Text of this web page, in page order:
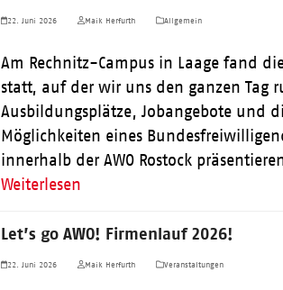
22. Juni 2026 Maik Herfurth Allgemein
Am Rechnitz-Campus in Laage fand
statt, auf der wir uns den ganzen Tag
Ausbildungsplätze, Jobangebote und
Möglichkeiten eines
innerhalb der AWO Rostock
Weiterlesen
Let’s go AWO! Firmenlauf 2026!
22. Juni 2026 Maik Herfurth Veranstaltungen